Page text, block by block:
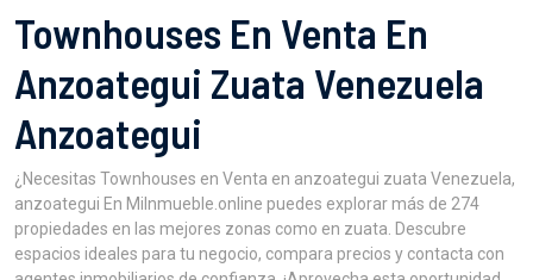
Townhouses En Venta En
Anzoategui Zuata Venezuela
Anzoategui
¿Necesitas Townhouses en Venta en anzoategui zuata Venezuela,
anzoategui En MiInmueble.online puedes explorar más de 274
propiedades en las mejores zonas como en zuata. Descubre
espacios ideales para tu negocio, compara precios y contacta con